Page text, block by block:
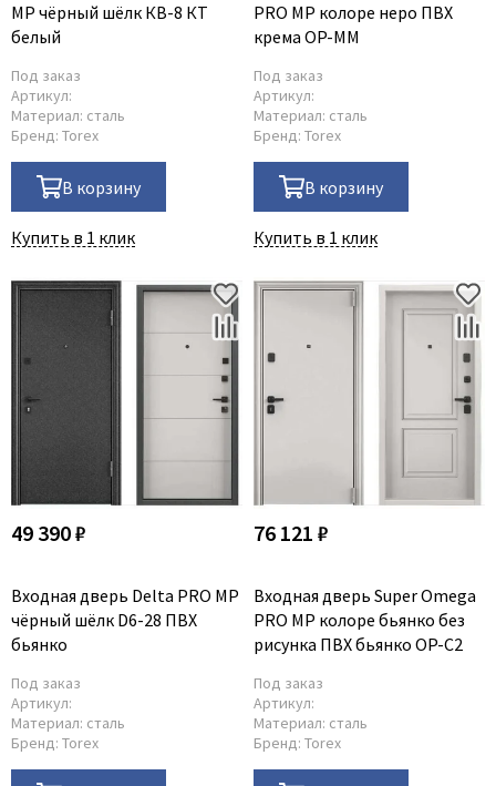
MP чёрный шёлк КВ-8 КТ
белый
Под заказ
Артикул:
Материал: сталь
Бренд: Torex
В корзину
Купить в 1 клик
PRO MP колоре неро ПВХ
крема OP-MM
Под заказ
Артикул:
Материал: сталь
Бренд: Torex
В корзину
Купить в 1 клик
49 390 ₽
Входная дверь Delta PRO MP
чёрный шёлк D6-28 ПВХ
бьянко
Под заказ
Артикул:
Материал: сталь
Бренд: Torex
76 121 ₽
Входная дверь Super Omega
PRO MP колоре бьянко без
рисунка ПВХ бьянко OP-C2
Под заказ
Артикул:
Материал: сталь
Бренд: Torex